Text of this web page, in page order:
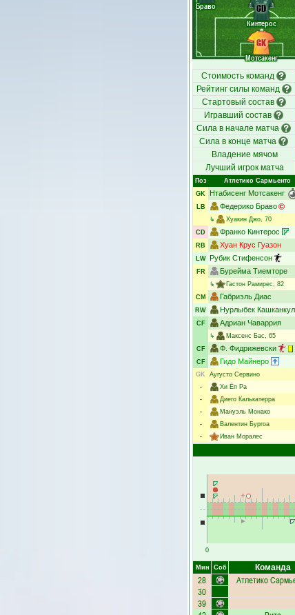
Мотсакенг
Браво
Кинтерос
GK
CD
Стоимость команд
Рейтинг силы команд
Стартовый состав
Игравший состав
Сила в начале матча
Сила в конце матча
Владение мячом
Лучший игрок матча
Поз
Атлетико Сармьенто
GK
Нтабисенг Мотсакенг
LB
Федерико Браво
↳
Хуакин Джо, 70
CD
Франко Кинтерос
RB
Хуан Крус Гуазон
LW
Рубик Стифенсон
FR
Бурейма Тиемторе
↳
Гастон Рамирес, 82
CM
Габриэль Диас
RW
Нурлыбек
CF
Адриан Чаваррия
↳
Максенс Бас, 65
CF
Ф. Фидрижевски
CF
Гидо Майнеро
GK
Аугусто Сервино
-
Хи Ёп Ра
-
Диего Калькатерра
-
Мануэль Монако
-
Валентин Бургоа
-
Иван Моралес
0
Мин Соб Команда
28 Атлетико
30
39